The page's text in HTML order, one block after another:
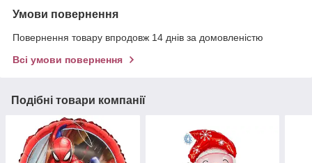
Умови повернення
Повернення товару впродовж 14 днів за домовленістю
Всі умови повернення
Подібні товари компанії